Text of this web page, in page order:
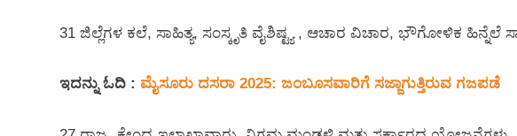
31 ಜಿಲ್ಲೆಗಳ ಕಲೆ, ಸಾಹಿತ್ಯ, ಸಂಸ್ಕೃತಿ ವೈಶಿಷ್ಟ್ಯ , ಆಚಾರ ವಿಚಾರ, ಭೌಗೋಳಿಕ ಹಿನ್ನೆಲೆ
ಇದನ್ನು ಓದಿ : ಮೈಸೂರು ದಸರಾ 2025: ಜಂಬೂಸವಾರಿಗೆ ಸಜ್ಜಾಗುತ್ತಿರುವ ಗಜಪಡೆ